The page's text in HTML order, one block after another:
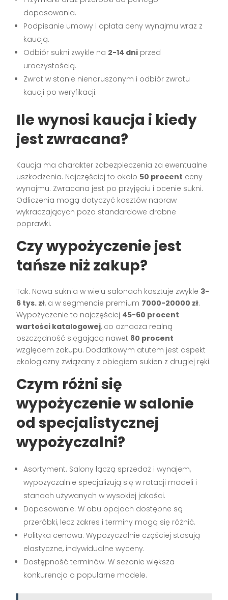
dopasowania.
Podpisanie umowy i opłata ceny wynajmu wraz z
kaucją.
Odbiór sukni zwykle na 2-14 dni przed
uroczystością.
Zwrot w stanie nienaruszonym i odbiór zwrotu
kaucji po weryfikacji.
Ile wynosi kaucja i kiedy
jest zwracana?
Kaucja ma charakter zabezpieczenia za ewentualne
uszkodzenia. Najczęściej to około 50 procent ceny
wynajmu. Zwracana jest po przyjęciu i ocenie sukni.
Odliczenia mogą dotyczyć kosztów napraw
wykraczających poza standardowe drobne
poprawki.
Czy wypożyczenie jest
tańsze niż zakup?
Tak. Nowa suknia w wielu salonach kosztuje zwykle 3-
6 tys. zł, a w segmencie premium 7000-20000 zł.
Wypożyczenie to najczęściej 45-60 procent
wartości katalogowej, co oznacza realną
oszczędność sięgającą nawet 80 procent
względem zakupu. Dodatkowym atutem jest aspekt
ekologiczny związany z obiegiem sukien z drugiej ręki.
Czym różni się
wypożyczenie w salonie
od specjalistycznej
wypożyczalni?
Asortyment. Salony łączą sprzedaż i wynajem,
wypożyczalnie specjalizują się w rotacji modeli i
stanach używanych w wysokiej jakości.
Dopasowanie. W obu opcjach dostępne są
przeróbki, lecz zakres i terminy mogą się różnić.
Polityka cenowa. Wypożyczalnie częściej stosują
elastyczne, indywidualne wyceny.
Dostępność terminów. W sezonie większa
konkurencja o popularne modele.